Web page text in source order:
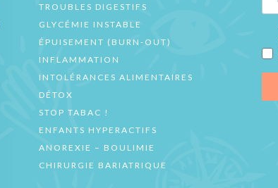
TROUBLES DIGESTIFS
GLYCÉMIE INSTABLE
ÉPUISEMENT (BURN-OUT)
INFLAMMATION
INTOLÉRANCES ALIMENTAIRES
DÉTOX
STOP TABAC !
ENFANTS HYPERACTIFS
ANOREXIE – BOULIMIE
CHIRURGIE BARIATRIQUE